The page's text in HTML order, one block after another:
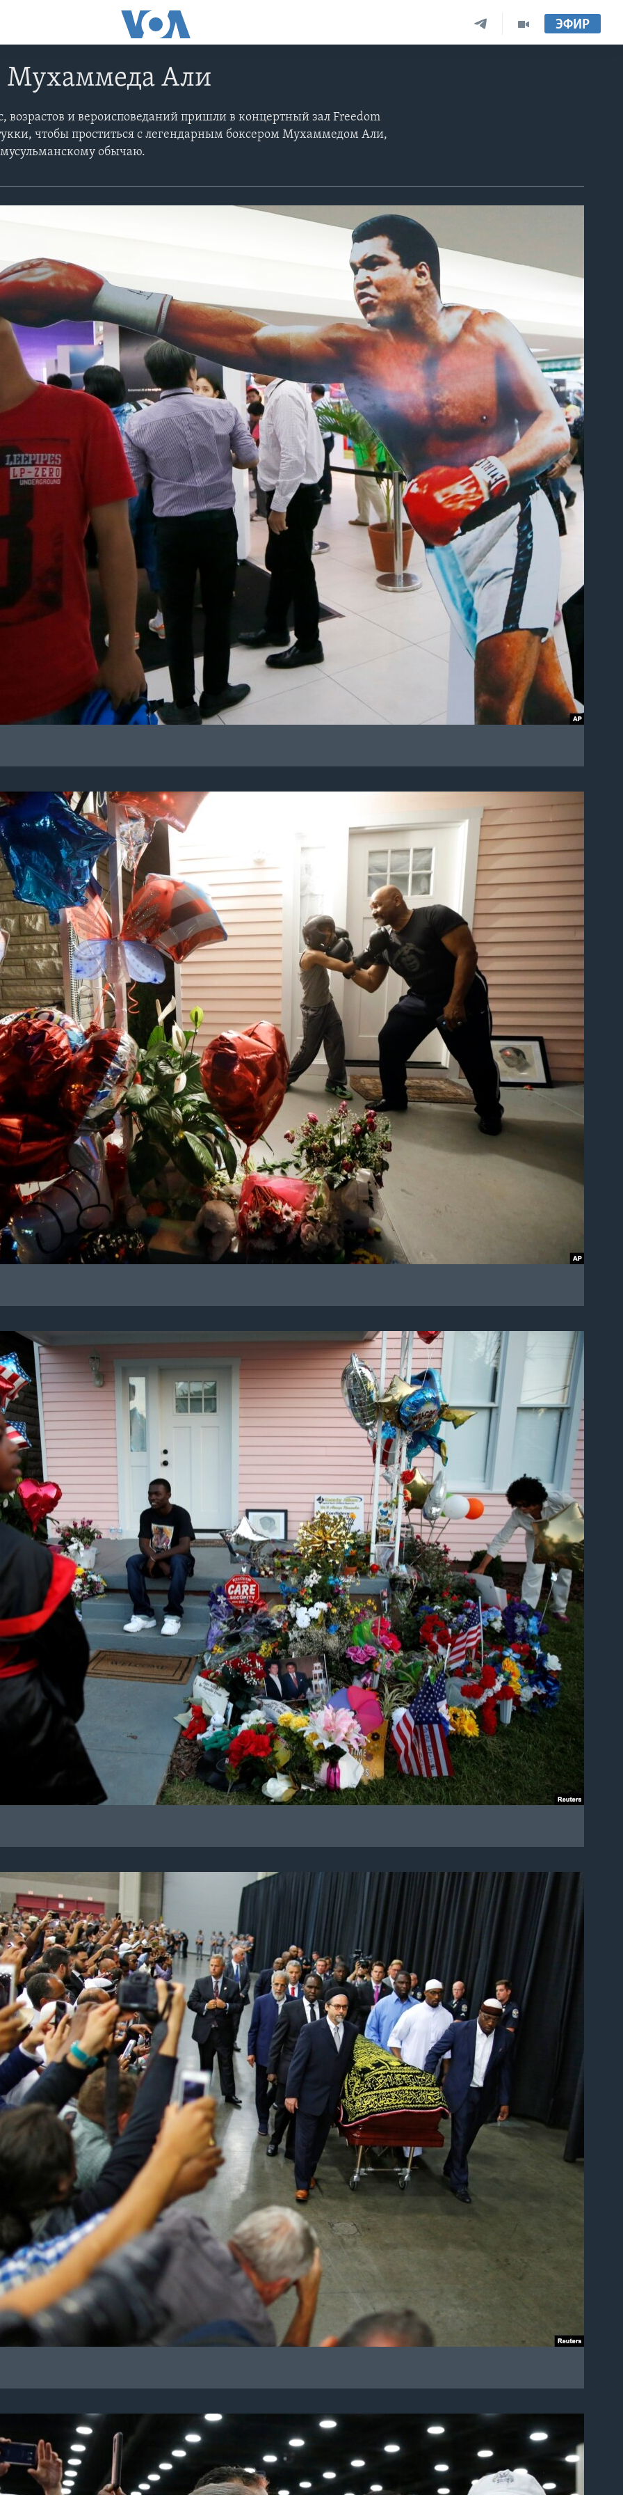
ЭФИР
Мухаммеда Али
возрастов и вероисповеданий пришли в концертный зал Freedom
чтобы проститься с легендарным боксером Мухаммедом Али,
обычаю.